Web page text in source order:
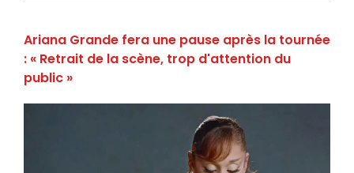
Ariana Grande fera une pause après la tournée
: « Retrait de la scène, trop d'attention du
public »